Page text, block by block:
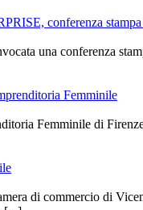
conferenza stampa
una conferenza
Femminile
Femminile di
di commercio di